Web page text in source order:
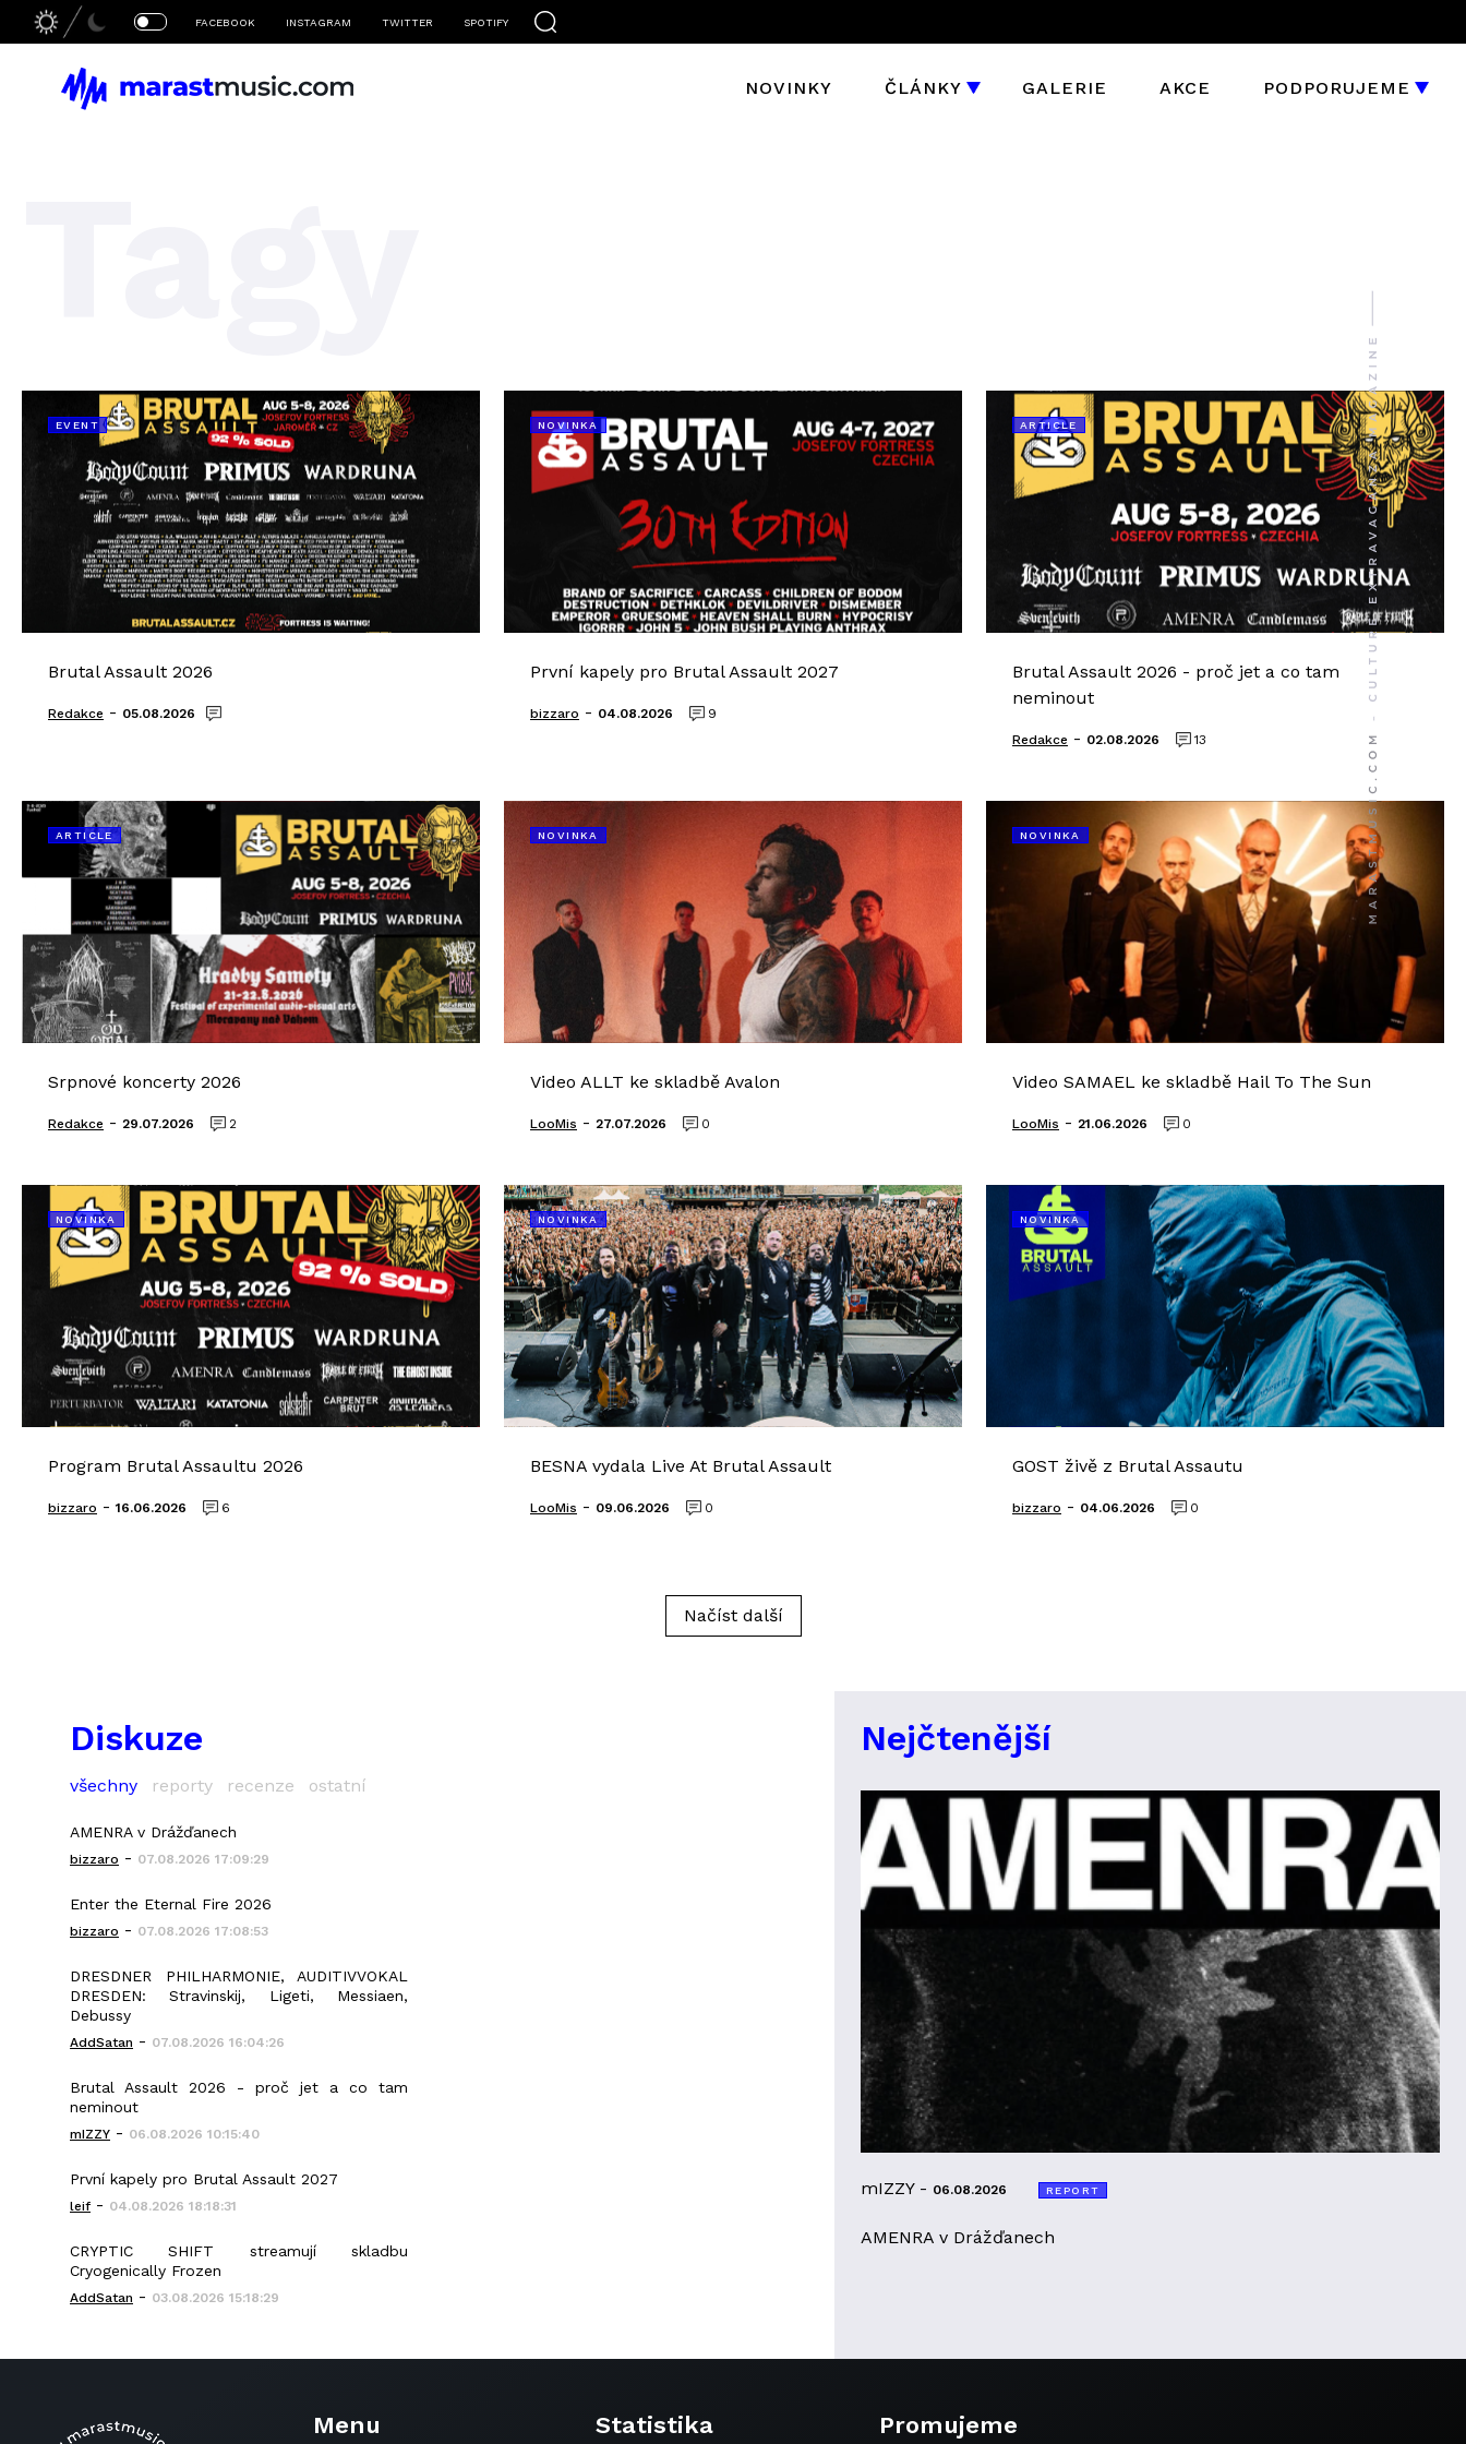
FACEBOOK INSTAGRAM TWITTER SPOTIFY
NOVINKY ČLÁNKY GALERIE AKCE PODPORUJEME
EVENT
Brutal Assault 2026
Redakce - 05.08.2026
NOVINKA
První kapely pro Brutal Assault 2027
bizzaro - 04.08.2026 9
ARTICLE
Brutal Assault 2026 - proč jet a co tam
neminout
Redakce - 02.08.2026 13
ARTICLE
Srpnové koncerty 2026
Redakce - 29.07.2026 2
NOVINKA
Video ALLT ke skladbě Avalon
LooMis - 27.07.2026 0
NOVINKA
Video SAMAEL ke skladbě Hail To The Sun
LooMis - 21.06.2026 0
NOVINKA
Program Brutal Assaultu 2026
bizzaro - 16.06.2026 6
NOVINKA
BESNA vydala Live At Brutal Assault
LooMis - 09.06.2026 0
NOVINKA
GOST živě z Brutal Assautu
bizzaro - 04.06.2026 0
Načíst další
Diskuze
všechny reporty recenze ostatní
AMENRA v Drážďanech
bizzaro - 07.08.2026 17:09:29
Enter the Eternal Fire 2026
bizzaro - 07.08.2026 17:08:53
DRESDNER PHILHARMONIE, AUDITIVVOKAL
DRESDEN: Stravinskij, Ligeti, Messiaen,
Debussy
AddSatan - 07.08.2026 16:04:26
Brutal Assault 2026 - proč jet a co tam
neminout
mIZZY - 06.08.2026 10:15:40
První kapely pro Brutal Assault 2027
leif - 04.08.2026 18:18:31
CRYPTIC SHIFT streamují skladbu
Cryogenically Frozen
AddSatan - 03.08.2026 15:18:29
Nejčtenější
mIZZY - 06.08.2026 REPORT
AMENRA v Drážďanech
Menu Statistika Promujeme